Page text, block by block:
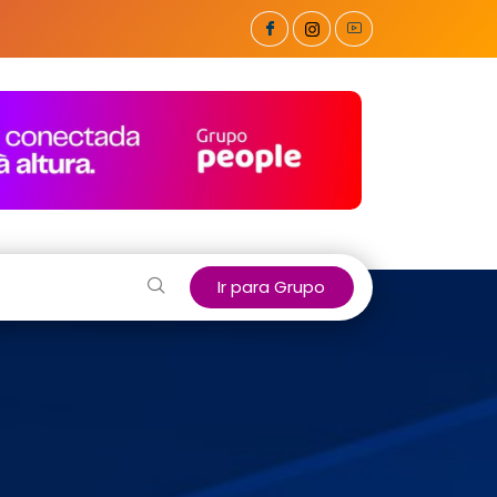
Ir para Grupo